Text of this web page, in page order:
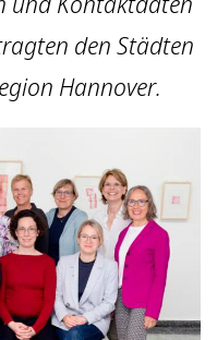
den Städten
Hannover.